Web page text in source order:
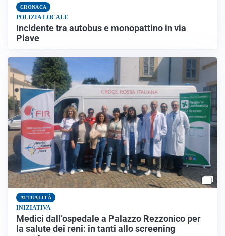
CRONACA
POLIZIA LOCALE
Incidente tra autobus e monopattino in via
Piave
ATTUALITÀ
INIZIATIVA
Medici dall’ospedale a Palazzo Rezzonico per
la salute dei reni: in tanti allo screening